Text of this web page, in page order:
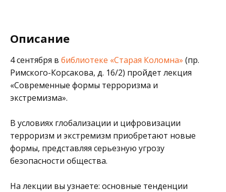
Описание
4 сентября в библиотеке «Старая Коломна» (пр.
Римского-Корсакова, д. 16/2) пройдет лекция
«Современные формы терроризма и
экстремизма».
В условиях глобализации и цифровизации
терроризм и экстремизм приобретают новые
формы, представляя серьезную угрозу
безопасности общества.
На лекции вы узнаете: основные тенденции